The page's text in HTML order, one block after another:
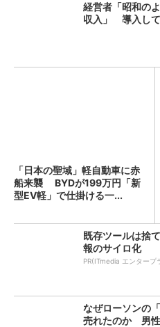
経営者「昭和の
収入」 導入して
「日本の聖域」軽自動車に赤
船来襲 BYDが199万円「新
型EV軽」で仕掛ける一...
既存ツールは捨
報のサイロ化
PR(ITmedia エンタープ
なぜローソンの
売れたのか 男性